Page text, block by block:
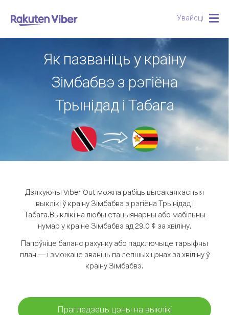
Увайсці
Як пазваніць у краіну
Зімбабвэ з рэгіёна
Трынідад і Табага
Дзякуючы Viber Out можна рабіць высакаякасныя
выклікі ў краіну Зімбабвэ з рэгіёна Трынідад і
Табага.Выклікі на любы стацыянарны або мабільны
нумар у краіне Зімбабвэ ад 29.0 ¢ за хвіліну.
Папоўніце баланс рахунку або падключыце тарыфны
план — і зможаце званіць па лепшых цэнах за хвіліну ў
краіну Зімбабвэ.
Прагледзець цэны на выклікі